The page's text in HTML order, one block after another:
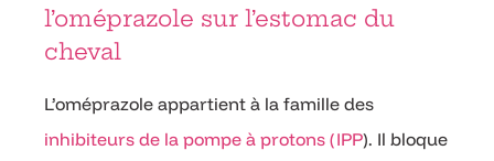
l’oméprazole sur l’estomac du
cheval
L’oméprazole appartient à la famille des
inhibiteurs de la pompe à protons (IPP). Il bloque